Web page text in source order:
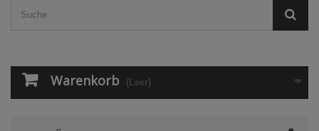
Warenkorb (Leer)